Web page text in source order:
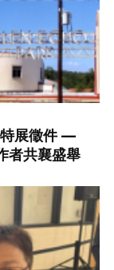
展徵件 —
者共襄盛舉